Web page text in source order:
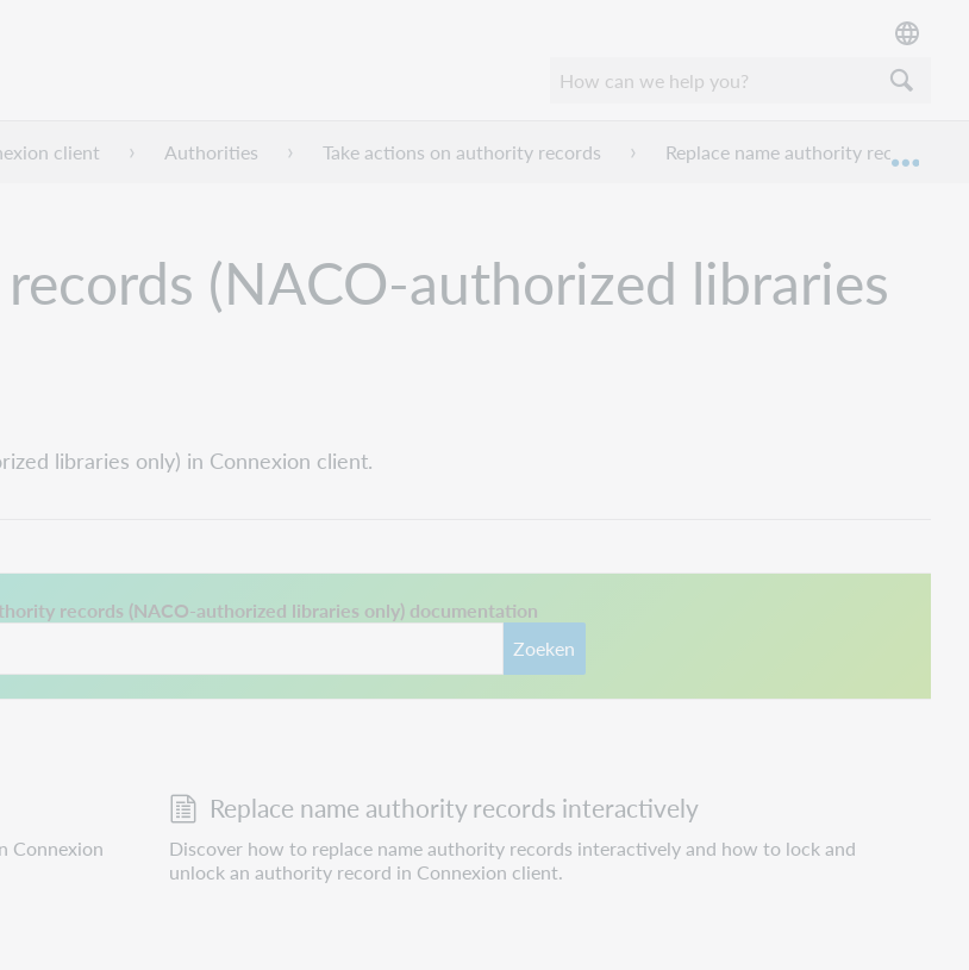
client Authorities Take actions on authority records Replace name authority records
(NACO-authorized libraries
libraries only) in Connexion client.
records (NACO-authorized libraries only) documentation
Zoeken
Connexion
Replace name authority records interactively
Discover how to replace name authority records interactively and how to lock and
unlock an authority record in Connexion client.